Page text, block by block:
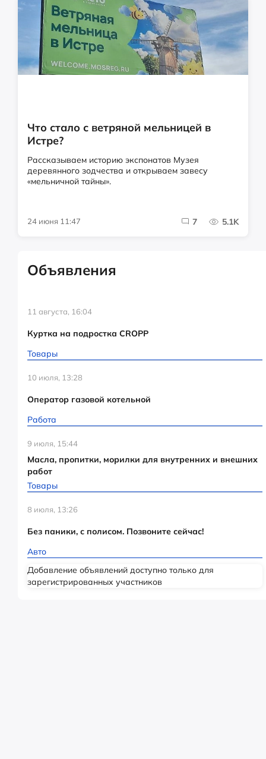
Что стало с ветряной мельницей в
Истре?
Рассказываем историю экспонатов Музея
деревянного зодчества и открываем завесу
«мельничной тайны».
24 июня 11:47 7 5.1K
Объявления
11 августа, 16:04
Куртка на подростка CROPP
Товары
10 июля, 13:28
Оператор газовой котельной
Работа
9 июля, 15:44
Масла, пропитки, морилки для внутренних и внешних
работ
Товары
8 июля, 13:26
Без паники, с полисом. Позвоните сейчас!
Авто
Добавление объявлений доступно только для
зарегистрированных участников